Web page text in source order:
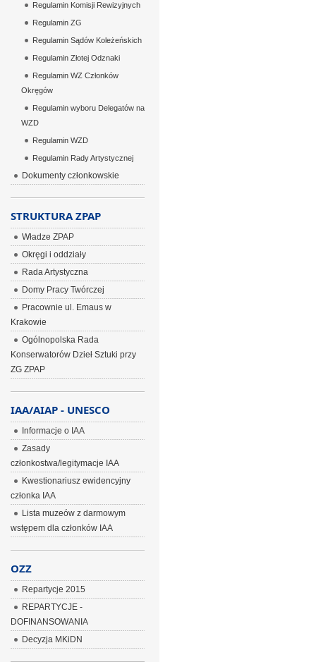
Regulamin Komisji Rewizyjnych
Regulamin ZG
Regulamin Sądów Koleżeńskich
Regulamin Złotej Odznaki
Regulamin WZ Członków
Okręgów
Regulamin wyboru Delegatów na
WZD
Regulamin WZD
Regulamin Rady Artystycznej
Dokumenty członkowskie
STRUKTURA ZPAP
Władze ZPAP
Okręgi i oddziały
Rada Artystyczna
Domy Pracy Twórczej
Pracownie ul. Emaus w
Krakowie
Ogólnopolska Rada
Konserwatorów Dzieł Sztuki przy
ZG ZPAP
IAA/AIAP - UNESCO
Informacje o IAA
Zasady
członkostwa/legitymacje IAA
Kwestionariusz ewidencyjny
członka IAA
Lista muzeów z darmowym
wstępem dla członków IAA
OZZ
Repartycje 2015
REPARTYCJE -
DOFINANSOWANIA
Decyzja MKiDN